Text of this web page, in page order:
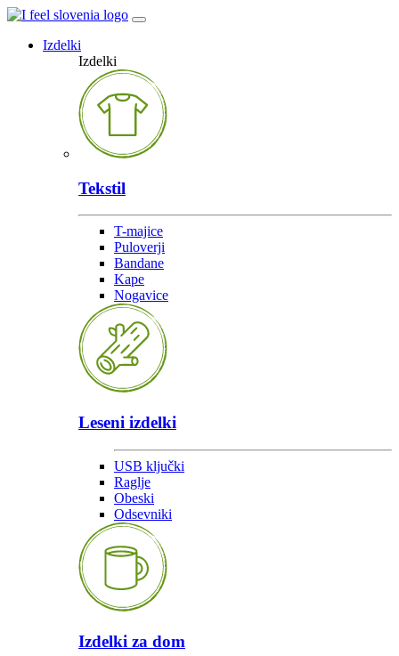
Izdelki
Izdelki
Tekstil
T-majice
Puloverji
Bandane
Kape
Nogavice
Leseni izdelki
USB ključki
Raglje
Obeski
Odsevniki
Izdelki za dom